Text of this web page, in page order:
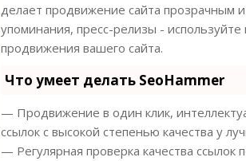
делает продвижение сайта прозрачным
упоминания, пресс-релизы -
продвижения вашего сайта.
Что умеет делать SeoHammer
— Продвижение в один клик,
ссылок с высокой степенью качества у
— Регулярная проверка качества